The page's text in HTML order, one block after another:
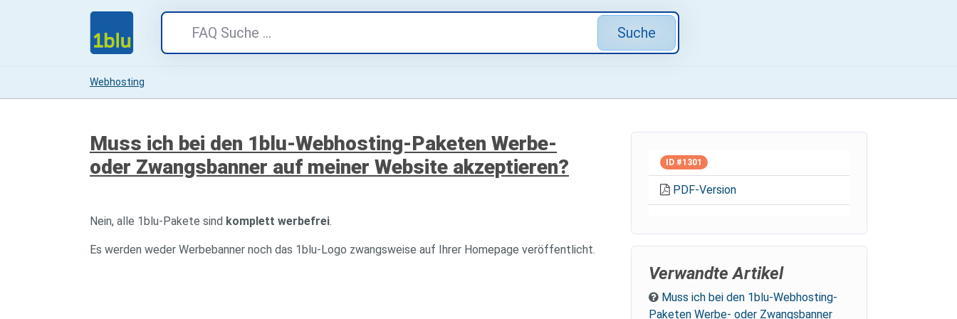
Suche
Webhosting
Muss ich bei den 1blu-Webhosting-Paketen Werbe-
oder Zwangsbanner auf meiner Website akzeptieren?
Nein, alle 1blu-Pakete sind komplett werbefrei.
Es werden weder Werbebanner noch das 1blu-Logo zwangsweise auf Ihrer Homepage veröffentlicht.
ID #1301
PDF-Version
Verwandte Artikel
Muss ich bei den 1blu-Webhosting-
Paketen Werbe- oder Zwangsbanner